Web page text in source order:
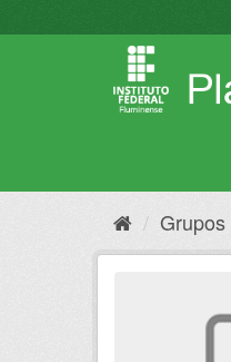
para
Grupos